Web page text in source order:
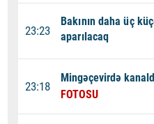
23:23
Bakının daha üç
aparılacaq
23:18
Mingəçevirdə
FOTOSU